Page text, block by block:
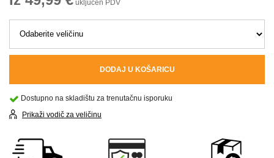
uključen PDV
DODAJ U KOŠARICU
Dostupno na skladištu za trenutačnu isporuku
Prikaži vodič za veličinu